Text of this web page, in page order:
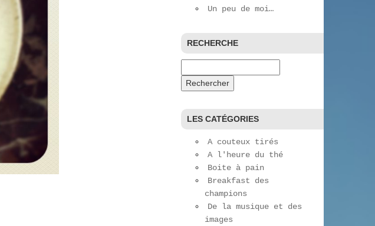
Un peu de moi…
RECHERCHE
LES CATÉGORIES
A couteux tirés
A l'heure du thé
Boite à pain
Breakfast des
champions
De la musique et des
images